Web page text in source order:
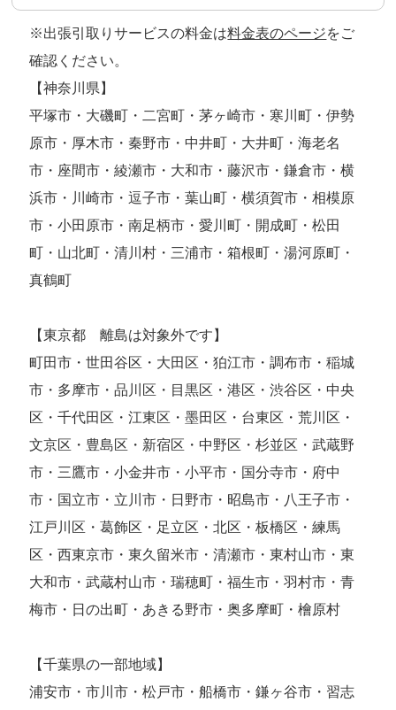
※出張引取りサービスの料金は料金表のページをご
確認ください。
【神奈川県】
平塚市・大磯町・二宮町・茅ヶ崎市・寒川町・伊勢
原市・厚木市・秦野市・中井町・大井町・海老名
市・座間市・綾瀬市・大和市・藤沢市・鎌倉市・横
浜市・川崎市・逗子市・葉山町・横須賀市・相模原
市・小田原市・南足柄市・愛川町・開成町・松田
町・山北町・清川村・三浦市・箱根町・湯河原町・
真鶴町
【東京都 離島は対象外です】
町田市・世田谷区・大田区・狛江市・調布市・稲城
市・多摩市・品川区・目黒区・港区・渋谷区・中央
区・千代田区・江東区・墨田区・台東区・荒川区・
文京区・豊島区・新宿区・中野区・杉並区・武蔵野
市・三鷹市・小金井市・小平市・国分寺市・府中
市・国立市・立川市・日野市・昭島市・八王子市・
江戸川区・葛飾区・足立区・北区・板橋区・練馬
区・西東京市・東久留米市・清瀬市・東村山市・東
大和市・武蔵村山市・瑞穂町・福生市・羽村市・青
梅市・日の出町・あきる野市・奥多摩町・檜原村
【千葉県の一部地域】
浦安市・市川市・松戸市・船橋市・鎌ヶ谷市・習志